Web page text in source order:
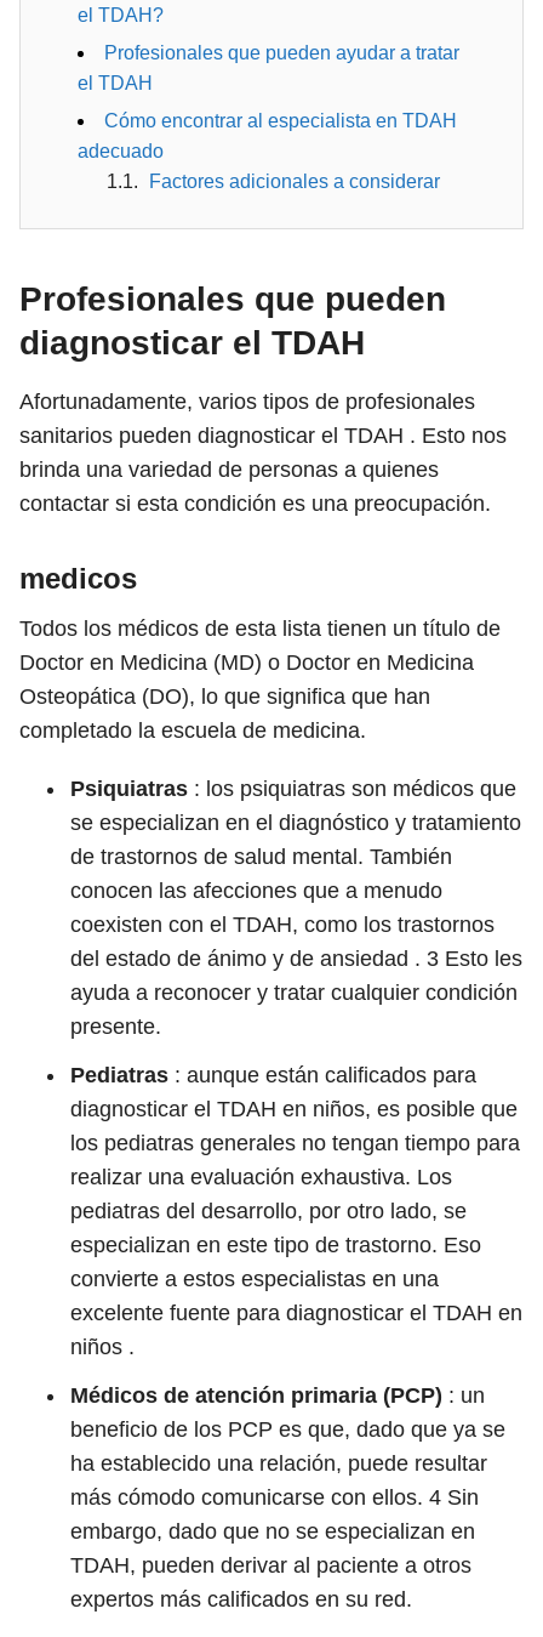
el TDAH?
Profesionales que pueden ayudar a tratar
el TDAH
Cómo encontrar al especialista en TDAH
adecuado
Factores adicionales a considerar
Profesionales que pueden
diagnosticar el TDAH
Afortunadamente, varios tipos de profesionales
sanitarios pueden diagnosticar el TDAH . Esto nos
brinda una variedad de personas a quienes
contactar si esta condición es una preocupación.
medicos
Todos los médicos de esta lista tienen un título de
Doctor en Medicina (MD) o Doctor en Medicina
Osteopática (DO), lo que significa que han
completado la escuela de medicina.
Psiquiatras : los psiquiatras son médicos que
se especializan en el diagnóstico y tratamiento
de trastornos de salud mental. También
conocen las afecciones que a menudo
coexisten con el TDAH, como los trastornos
del estado de ánimo y de ansiedad . 3 Esto les
ayuda a reconocer y tratar cualquier condición
presente.
Pediatras : aunque están calificados para
diagnosticar el TDAH en niños, es posible que
los pediatras generales no tengan tiempo para
realizar una evaluación exhaustiva. Los
pediatras del desarrollo, por otro lado, se
especializan en este tipo de trastorno. Eso
convierte a estos especialistas en una
excelente fuente para diagnosticar el TDAH en
niños .
Médicos de atención primaria (PCP) : un
beneficio de los PCP es que, dado que ya se
ha establecido una relación, puede resultar
más cómodo comunicarse con ellos. 4 Sin
embargo, dado que no se especializan en
TDAH, pueden derivar al paciente a otros
expertos más calificados en su red.